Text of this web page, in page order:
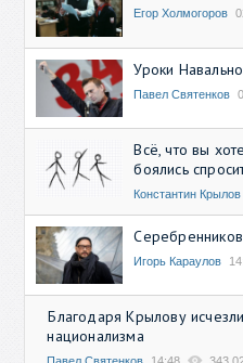
Егор Холмогоров
Уроки
Павел Святенков
Всё, что вы
боялись
Константин Крылов
Игорь Караулов
Благодаря Крылову
национализма